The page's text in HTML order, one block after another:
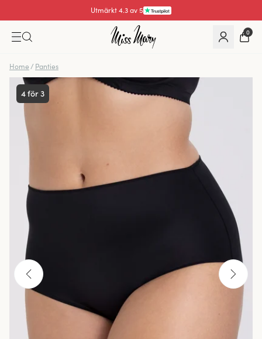
Utmärkt 4.3 av 5
0
Home / Panties
4 för 3